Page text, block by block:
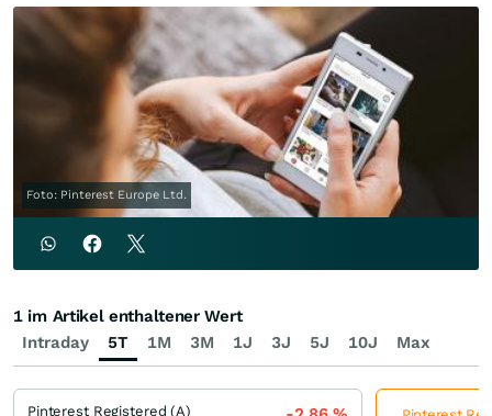
Foto: Pinterest Europe Ltd.
Intraday 5T 1M 3M 1J 3J 5J 10J Max
1 im Artikel enthaltener Wert
Pinterest Registered (A)